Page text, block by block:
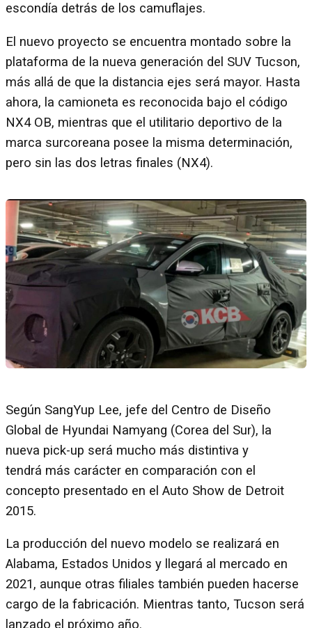
escondía detrás de los camuflajes.
El nuevo proyecto se encuentra montado sobre la
plataforma de la nueva generación del SUV Tucson,
más allá de que la distancia ejes será mayor. Hasta
ahora, la camioneta es reconocida bajo el código
NX4 OB, mientras que el utilitario deportivo de la
marca surcoreana posee la misma determinación,
pero sin las dos letras finales (NX4).
Según SangYup Lee, jefe del Centro de Diseño
Global de Hyundai Namyang (Corea del Sur), la
nueva pick-up será mucho más distintiva y
tendrá más carácter en comparación con el
concepto presentado en el Auto Show de Detroit
2015.
La producción del nuevo modelo se realizará en
Alabama, Estados Unidos y llegará al mercado en
2021, aunque otras filiales también pueden hacerse
cargo de la fabricación. Mientras tanto, Tucson será
lanzado el próximo año.